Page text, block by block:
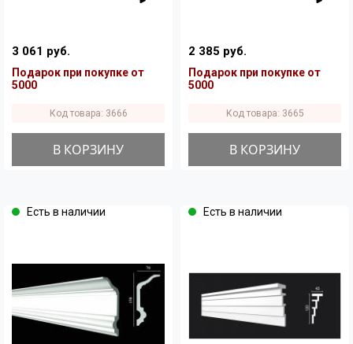
3 061 руб.
Подарок при покупке от
5000
Код товара: 3666
В КОРЗИНУ
2 385 руб.
Подарок при покупке от
5000
Код товара: 3665
В КОРЗИНУ
Есть в наличии Есть в наличии